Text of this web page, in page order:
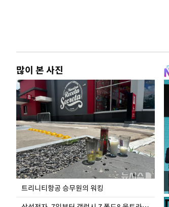
많이 본 사진
트리니티항공 승무원의 워킹